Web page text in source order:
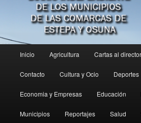
principal
Inicio Agricultura Cartas al director
Contacto Cultura y Ocio Deportes
Economia y Empresas Educación
Municipios Reportajes Salud